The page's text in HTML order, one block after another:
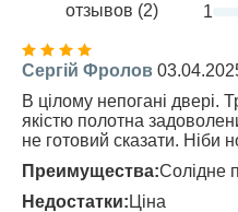
отзывов (2)
1
Сергій Фролов
В цілому непогані двері.
якістю полотна
не готовий сказати. Ніби
Преимущества:Солідне
Недостатки: Ціна